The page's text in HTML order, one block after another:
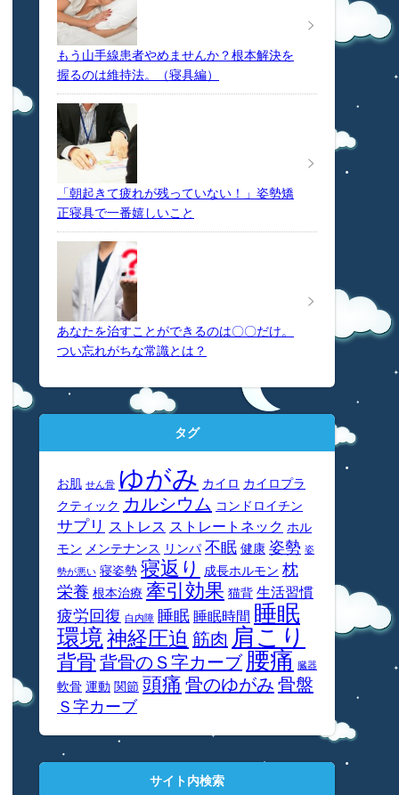
もう山手線患者やめませんか？根本解決を
握るのは維持法。（寝具編）
「朝起きて疲れが残っていない！」姿勢矯
正寝具で一番嬉しいこと
あなたを治すことができるのは〇〇だけ。
つい忘れがちな常識とは？
タグ
お肌 せん骨 ゆがみ カイロ カイロプラ
クティック カルシウム コンドロイチン
サプリ ストレス ストレートネック ホル
モン メンテナンス リンパ 不眠 健康 姿勢 姿
勢が悪い 寝姿勢 寝返り 成長ホルモン 枕
栄養 根本治療 牽引効果 猫背 生活習慣
疲労回復 白内障 睡眠 睡眠時間 睡眠
環境神経圧迫 筋肉 肩こり
背骨 背骨のＳ字カーブ 腰痛 臓器
軟骨 運動 関節 頭痛 骨のゆがみ 骨盤
Ｓ字カーブ
サイト内検索